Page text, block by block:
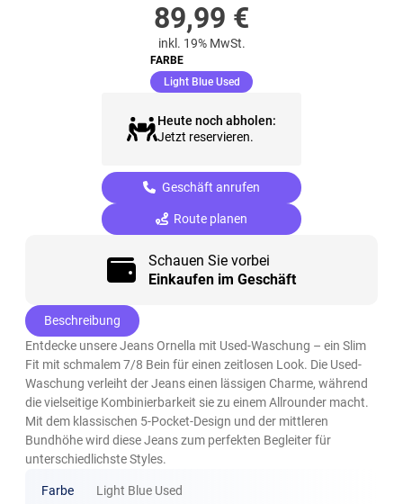
89,99 €
inkl. 19% MwSt.
FARBE
Light Blue Used(ausgewählt)
Heute noch abholen:
Jetzt reservieren.
Geschäft anrufen
Route planen
Schauen Sie vorbei
Einkaufen im Geschäft
Beschreibung
Entdecke unsere Jeans Ornella mit Used-Waschung – ein Slim
Fit mit schmalem 7/8 Bein für einen zeitlosen Look. Die Used-
Waschung verleiht der Jeans einen lässigen Charme, während
die vielseitige Kombinierbarkeit sie zu einem Allrounder macht.
Mit dem klassischen 5-Pocket-Design und der mittleren
Bundhöhe wird diese Jeans zum perfekten Begleiter für
unterschiedlichste Styles.
Farbe Light Blue Used